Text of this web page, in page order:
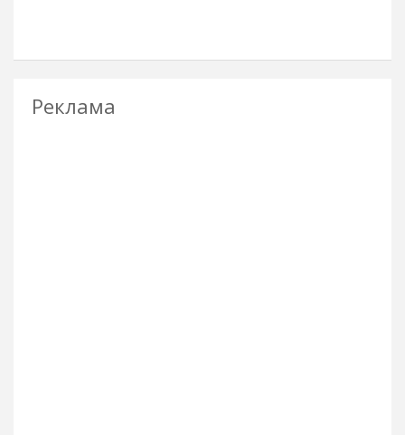
Реклама